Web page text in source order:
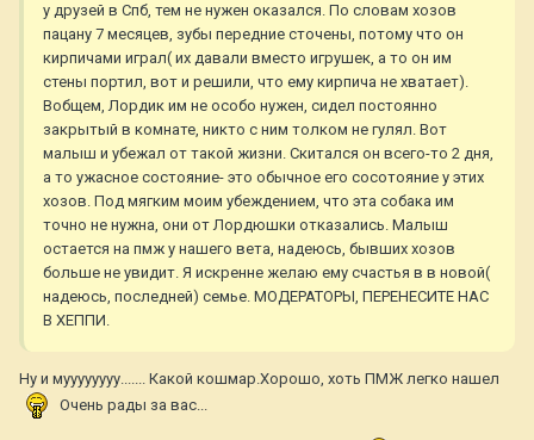
у друзей в Спб, тем не нужен оказался. По словам хозов
пацану 7 месяцев, зубы передние сточены, потому что он
кирпичами играл( их давали вместо игрушек, а то он им
стены портил, вот и решили, что ему кирпича не хватает).
Вобщем, Лордик им не особо нужен, сидел постоянно
закрытый в комнате, никто с ним толком не гулял. Вот
малыш и убежал от такой жизни. Скитался он всего-то 2 дня,
а то ужасное состояние- это обычное его сосотояние у этих
хозов. Под мягким моим убеждением, что эта собака им
точно не нужна, они от Лордюшки отказались. Малыш
остается на пмж у нашего вета, надеюсь, бывших хозов
больше не увидит. Я искренне желаю ему счастья в в новой(
надеюсь, последней) семье. МОДЕРАТОРЫ, ПЕРЕНЕСИТЕ НАС
В ХЕППИ.
Ну и муууууууу....... Какой кошмар.Хорошо, хоть ПМЖ легко нашел
Очень рады за вас...